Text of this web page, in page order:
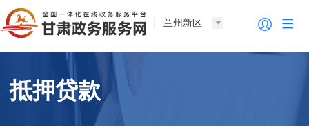
兰州新区
抵押贷款